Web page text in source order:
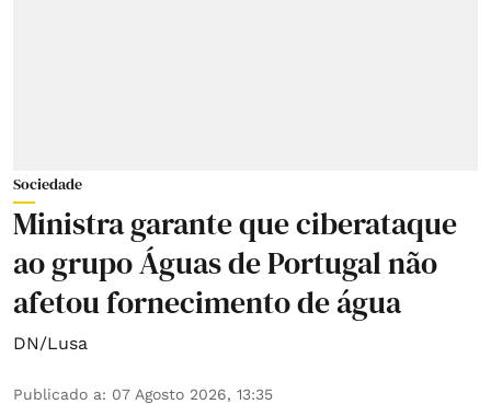
Sociedade
Ministra garante que ciberataque
ao grupo Águas de Portugal não
afetou fornecimento de água
DN/Lusa
Publicado a: 07 Agosto 2026, 13:35